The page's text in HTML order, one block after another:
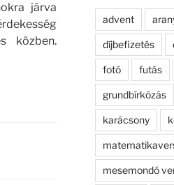
járva
közben.
advent
díjbefizetés
fotó futás
grundbírkózás
karácsony
mesemondó